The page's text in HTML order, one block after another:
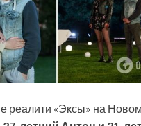
реалити «Эксы» на